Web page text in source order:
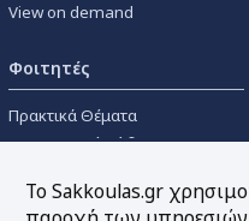
View on demand
Φοιτητές
Πρακτικά Θέματα
Οικονομικοί Κώδικες
Συγγραμμάτων
Το Sakkoulas.gr